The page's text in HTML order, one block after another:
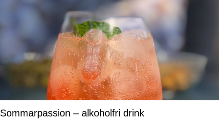
Sommarpassion – alkoholfri drink